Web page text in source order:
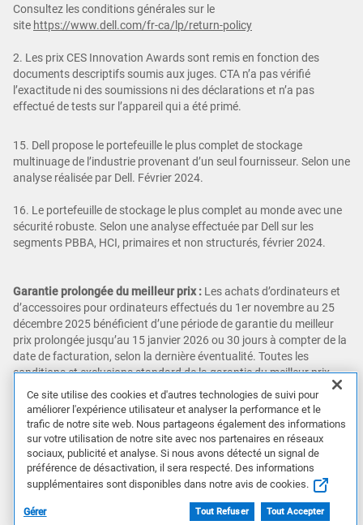
Consultez les conditions générales sur le
site https://www.dell.com/fr-ca/lp/return-policy
2. Les prix CES Innovation Awards sont remis en fonction des
documents descriptifs soumis aux juges. CTA n’a pas vérifié
l’exactitude ni des soumissions ni des déclarations et n’a pas
effectué de tests sur l’appareil qui a été primé.
15. Dell propose le portefeuille le plus complet de stockage
multinuage de l’industrie provenant d’un seul fournisseur. Selon une
analyse réalisée par Dell. Février 2024.
16. Le portefeuille de stockage le plus complet au monde avec une
sécurité robuste. Selon une analyse effectuée par Dell sur les
segments PBBA, HCI, primaires et non structurés, février 2024.
Garantie prolongée du meilleur prix : Les achats d’ordinateurs et
d’accessoires pour ordinateurs effectués du 1er novembre au 25
décembre 2025 bénéficient d’une période de garantie du meilleur
prix prolongée jusqu’au 15 janvier 2026 ou 30 jours à compter de la
date de facturation, selon la dernière éventualité. Toutes les
conditions et exclusions standard de la garantie du meilleur prix,
figurant surhttps://www.dell.com/fr-ca/lp/price-match-guarantee
continuent de s’appliquer pendant cette période prolongée. Des
conditions s’appliquent.
Retours prolongés :Les achats effectués par la clientèle sur
Dell.com/fr-ca du 1er novembre au 29 décembre 2025 peuvent être
retournés jusqu’au 15 janvier 2026 ou 30 jours à compter de la date
de livraison, selon la dernière éventualité. Vous pouvez demander
un retour et un remboursement de votre produit en suivant ce lien
Ce site utilise des cookies et d'autres technologies de suivi pour
améliorer l'expérience utilisateur et analyser la performance et le
trafic de notre site web. Nous partageons également des informations
sur votre utilisation de notre site avec nos partenaires en réseaux
sociaux, publicité et analyse. Si nous avons détecté un signal de
préférence de désactivation, il sera respecté. Des informations
supplémentaires sont disponibles dans notre avis de cookies.
Gérer Tout Refuser Tout Accepter